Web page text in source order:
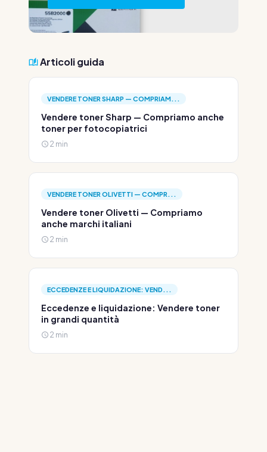
Articoli guida
VENDERE TONER SHARP — COMPRIAM...
Vendere toner Sharp — Compriamo anche
toner per fotocopiatrici
2 min
VENDERE TONER OLIVETTI — COMPR...
Vendere toner Olivetti — Compriamo
anche marchi italiani
2 min
ECCEDENZE E LIQUIDAZIONE: VEND...
Eccedenze e liquidazione: Vendere toner
in grandi quantità
2 min